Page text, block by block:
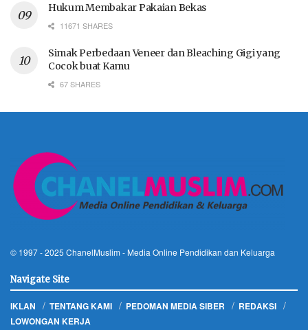
Hukum Membakar Pakaian Bekas
11671 SHARES
Simak Perbedaan Veneer dan Bleaching Gigi yang
Cocok buat Kamu
67 SHARES
© 1997 - 2025 ChanelMuslim - Media Online Pendidikan dan Keluarga
Navigate Site
IKLAN TENTANG KAMI PEDOMAN MEDIA SIBER
REDAKSI
LOWONGAN KERJA